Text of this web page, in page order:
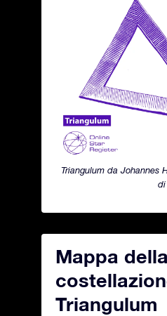
Triangulum da Johannes
di
Mappa della
Triangulum